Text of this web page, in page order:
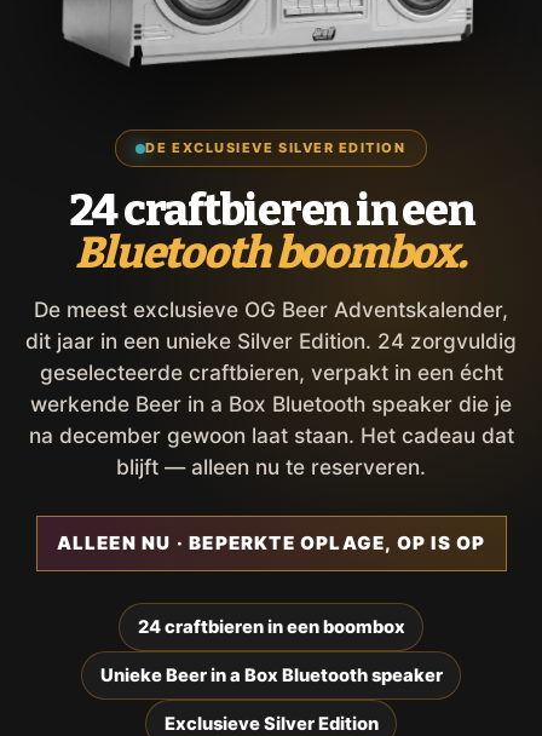
DE EXCLUSIEVE SILVER EDITION
24 craftbieren in een
Bluetooth boombox.
De meest exclusieve OG Beer Adventskalender,
dit jaar in een unieke Silver Edition. 24 zorgvuldig
geselecteerde craftbieren, verpakt in een écht
werkende Beer in a Box Bluetooth speaker die je
na december gewoon laat staan. Het cadeau dat
blijft — alleen nu te reserveren.
ALLEEN NU · BEPERKTE OPLAGE, OP IS OP
24 craftbieren in een boombox
Unieke Beer in a Box Bluetooth speaker
Exclusieve Silver Edition